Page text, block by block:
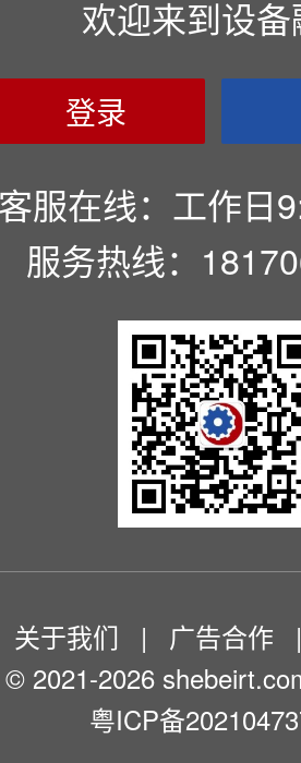
欢迎来到设
登录
客服在线：工作日
服务热线：
关于我们 | 广告合作
|
2021-2026
粤ICP备